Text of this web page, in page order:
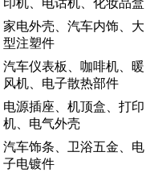
印机、电话机、化妆品盒
家电外壳、汽车内饰、大
型注塑件
汽车仪表板、咖啡机、暖
风机、电子散热部件
电源插座、机顶盒、打印
机、电气外壳
汽车饰条、卫浴五金、电
子电镀件